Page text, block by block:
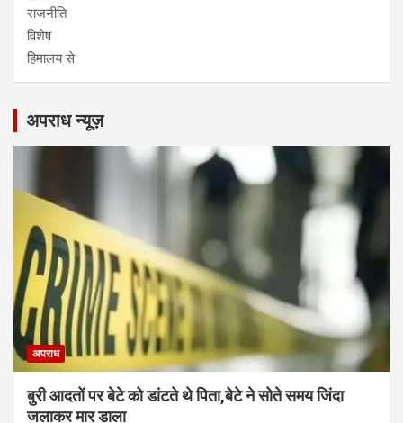
राजनीति
विशेष
हिमालय से
अपराध न्यूज़
अपराध
बुरी आदतों पर बेटे को डांटते थे पिता,बेटे ने सोते समय जिंदा
जलाकर मार डाला